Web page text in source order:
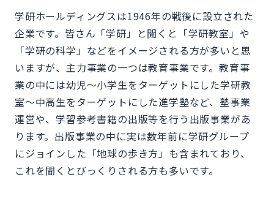
学研ホールディングスは1946年の戦後に設立された
企業です。皆さん「学研」と聞くと「学研教室」や
「学研の科学」などをイメージされる方が多いと思
いますが、主力事業の一つは教育事業です。教育事
業の中には幼児～小学生をターゲットにした学研教
室～中高生をターゲットにした進学塾など、塾事業
運営や、学習参考書籍の出版等を行う出版事業があ
ります。出版事業の中に実は数年前に学研グループ
にジョインした「地球の歩き方」も含まれており、
これを聞くとびっくりされる方も多いです。